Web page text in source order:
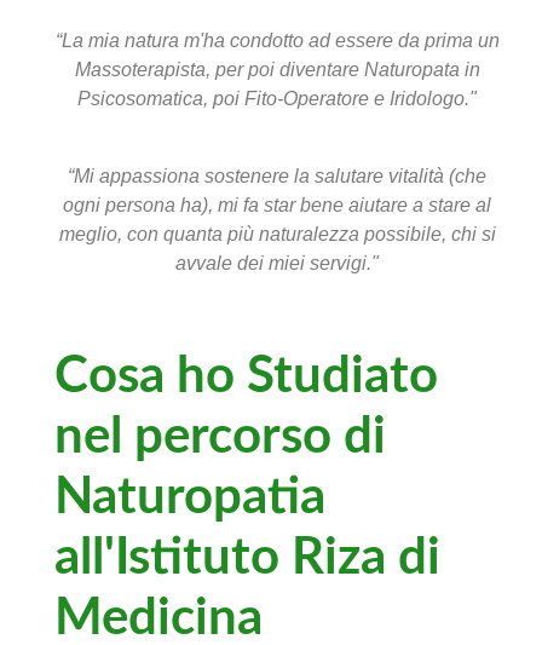
“La mia natura m'ha condotto ad essere da prima un
Massoterapista, per poi diventare Naturopata in
Psicosomatica, poi Fito-Operatore e Iridologo."
“Mi appassiona sostenere la salutare vitalità (che
ogni persona ha), mi fa star bene aiutare a stare al
meglio, con quanta più naturalezza possibile, chi si
avvale dei miei servigi."
Cosa ho Studiato
nel percorso di
Naturopatia
all'Istituto Riza di
Medicina